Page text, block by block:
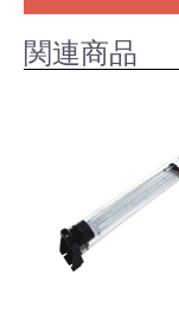
関連商品